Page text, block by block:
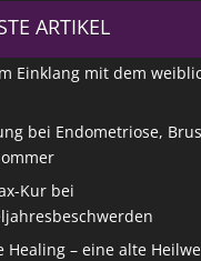
ARTIKEL
Einklang mit dem
bei Endometriose,
Kur bei
Healing – eine alte